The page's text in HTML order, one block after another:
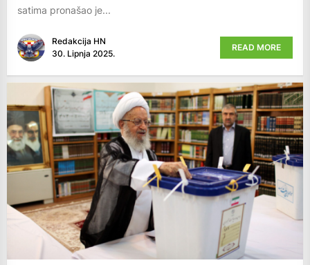
satima pronašao je...
Redakcija HN
30. Lipnja 2025.
READ MORE